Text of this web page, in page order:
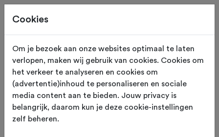
Deze tocht heeft reeds plaatsgevonden op 6-4-2026.
MAANDAG 6 APR
Cookies
Om je bezoek aan onze websites optimaal te laten
verlopen, maken wij gebruik van cookies. Cookies om
het verkeer te analyseren en cookies om
(advertentie)inhoud te personaliseren en sociale
media content aan te bieden. Jouw privacy is
belangrijk, daarom kun je deze cookie-instellingen
zelf beheren.